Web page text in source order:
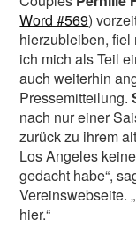
Word #569)
hierzubleiben, fiel
ich mich als Teil
auch weiterhin
Pressemitteilung.
nach nur einer
zurück zu ihrem
Los Angeles
gedacht habe“,
Vereinswebseite.
hier.“